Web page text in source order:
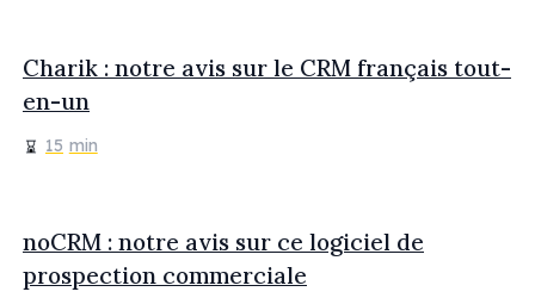
Charik : notre avis sur le CRM français tout-
en-un
15 min
noCRM : notre avis sur ce logiciel de
prospection commerciale